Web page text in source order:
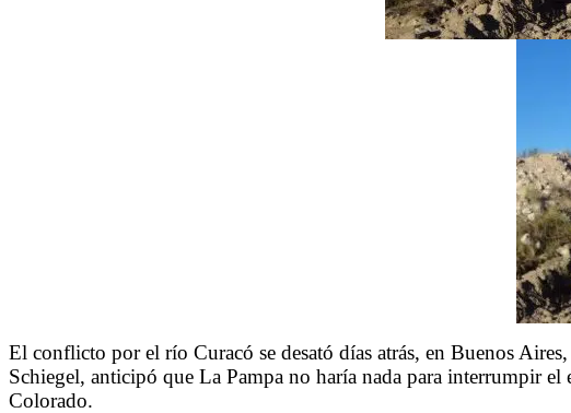
El conflicto por el río Curacó se desató días atrás, en Buenos
Schiegel, anticipó que La Pampa no haría nada para interrumpir
Colorado.